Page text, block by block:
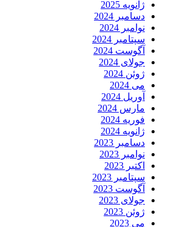
ژانویه 2025
دسامبر 2024
نوامبر 2024
سپتامبر 2024
آگوست 2024
جولای 2024
ژوئن 2024
می 2024
آوریل 2024
مارس 2024
فوریه 2024
ژانویه 2024
دسامبر 2023
نوامبر 2023
اکتبر 2023
سپتامبر 2023
آگوست 2023
جولای 2023
ژوئن 2023
می 2023